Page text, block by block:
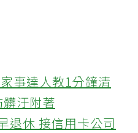
事達人教1分鐘清
汙附著
退休 接信用卡公司